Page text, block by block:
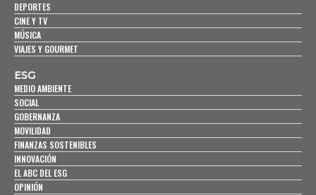
DEPORTES
CINE Y TV
MÚSICA
VIAJES Y GOURMET
ESG
MEDIO AMBIENTE
SOCIAL
GOBERNANZA
MOVILIDAD
FINANZAS SOSTENIBLES
INNOVACIÓN
EL ABC DEL ESG
OPINIÓN